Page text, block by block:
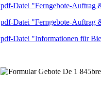
pdf-Datei "Ferngebote-Auftrag
pdf-Datei "Ferngebote-Auftrag
pdf-Datei "Informationen für